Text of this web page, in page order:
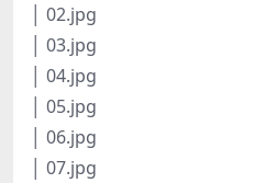
│ 02.jpg
│ 03.jpg
│ 04.jpg
│ 05.jpg
│ 06.jpg
│ 07.jpg